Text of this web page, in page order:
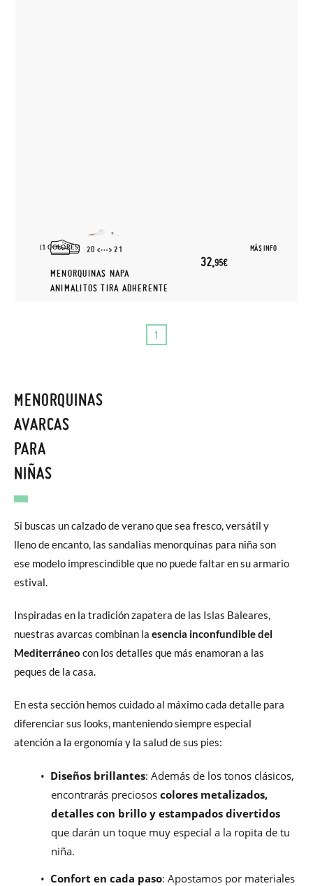
(1 COLORES) MÁS INFO
20 21
MENORQUINAS NAPA
ANIMALITOS TIRA ADHERENTE
32,95€
1
MENORQUINAS
AVARCAS
PARA
NIÑAS
Si buscas un calzado de verano que sea fresco, versátil y
lleno de encanto, las sandalias menorquinas para niña son
ese modelo imprescindible que no puede faltar en su armario
estival.
Inspiradas en la tradición zapatera de las Islas Baleares,
nuestras avarcas combinan la esencia inconfundible del
Mediterráneo con los detalles que más enamoran a las
peques de la casa.
En esta sección hemos cuidado al máximo cada detalle para
diferenciar sus looks, manteniendo siempre especial
atención a la ergonomía y la salud de sus pies:
• Diseños brillantes: Además de los tonos clásicos,
encontrarás preciosos colores metalizados,
detalles con brillo y estampados divertidos
que darán un toque muy especial a la ropita de tu
niña.
• Confort en cada paso: Apostamos por materiales